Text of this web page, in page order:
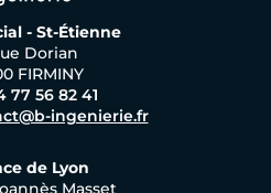
- St-Étienne
Dorian
FIRMINY
77 56 82 41
ingenierie.fr
de Lyon
Masset